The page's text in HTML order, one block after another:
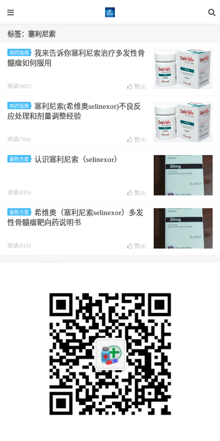
标签：塞利尼索
用药指南
我来告诉你塞利尼索治疗多发性骨
髓瘤如何服用
阅读(902) 赞(0)
用药指南
塞利尼索(希维奥selinexor)不良反
应处理和剂量调整经验
阅读(764) 赞(0)
最新方案 认识塞利尼索（selinexor）
阅读(819) 赞(0)
最新方案
希维奥（塞利尼索selinexor）多发
性骨髓瘤靶向药说明书
阅读(816) 赞(0)